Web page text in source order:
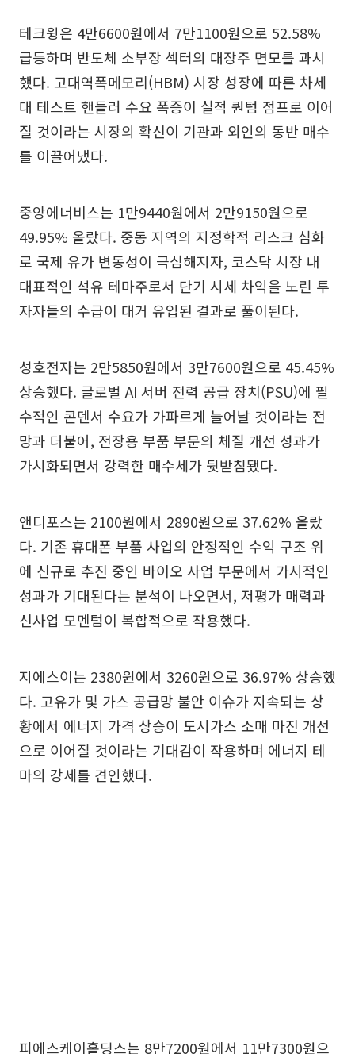
테크윙은 4만6600원에서 7만1100원으로 52.58%
급등하며 반도체 소부장 섹터의 대장주 면모를 과시
했다. 고대역폭메모리(HBM) 시장 성장에 따른 차세
대 테스트 핸들러 수요 폭증이 실적 퀀텀 점프로 이어
질 것이라는 시장의 확신이 기관과 외인의 동반 매수
를 이끌어냈다.
중앙에너비스는 1만9440원에서 2만9150원으로
49.95% 올랐다. 중동 지역의 지정학적 리스크 심화
로 국제 유가 변동성이 극심해지자, 코스닥 시장 내
대표적인 석유 테마주로서 단기 시세 차익을 노린 투
자자들의 수급이 대거 유입된 결과로 풀이된다.
성호전자는 2만5850원에서 3만7600원으로 45.45%
상승했다. 글로벌 AI 서버 전력 공급 장치(PSU)에 필
수적인 콘덴서 수요가 가파르게 늘어날 것이라는 전
망과 더불어, 전장용 부품 부문의 체질 개선 성과가
가시화되면서 강력한 매수세가 뒷받침됐다.
앤디포스는 2100원에서 2890원으로 37.62% 올랐
다. 기존 휴대폰 부품 사업의 안정적인 수익 구조 위
에 신규로 추진 중인 바이오 사업 부문에서 가시적인
성과가 기대된다는 분석이 나오면서, 저평가 매력과
신사업 모멘텀이 복합적으로 작용했다.
지에스이는 2380원에서 3260원으로 36.97% 상승했
다. 고유가 및 가스 공급망 불안 이슈가 지속되는 상
황에서 에너지 가격 상승이 도시가스 소매 마진 개선
으로 이어질 것이라는 기대감이 작용하며 에너지 테
마의 강세를 견인했다.
피에스케이홀딩스는 8만7200원에서 11만7300원으